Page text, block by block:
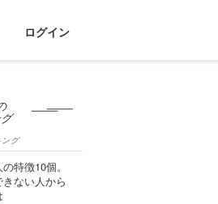
ログイン
グ
特徴10個。
ない人から